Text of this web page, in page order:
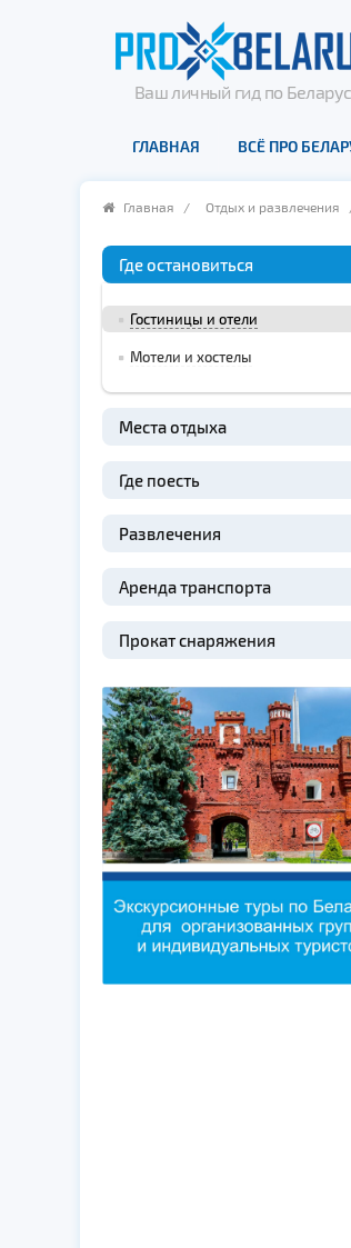
Ваш личный гид по
ГЛАВНАЯ ВСЁ ПРО
Главная / Отдых и развлечения
Где остановиться
Гостиницы и отели
Мотели и хостелы
Места отдыха
Где поесть
Развлечения
Аренда транспорта
Прокат снаряжения